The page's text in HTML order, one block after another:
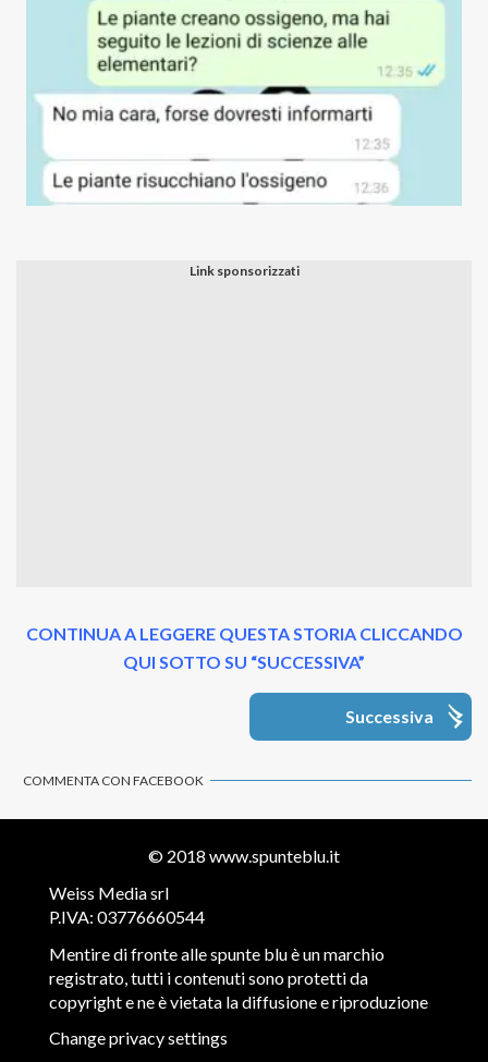
CONTINUA A LEGGERE QUESTA STORIA CLICCANDO
QUI SOTTO SU “SUCCESSIVA”
Successiva
COMMENTA CON FACEBOOK
© 2018 www.spunteblu.it
Weiss Media srl
P.IVA: 03776660544
Mentire di fronte alle spunte blu è un marchio
registrato, tutti i contenuti sono protetti da
copyright e ne è vietata la diffusione e riproduzione
Change privacy settings